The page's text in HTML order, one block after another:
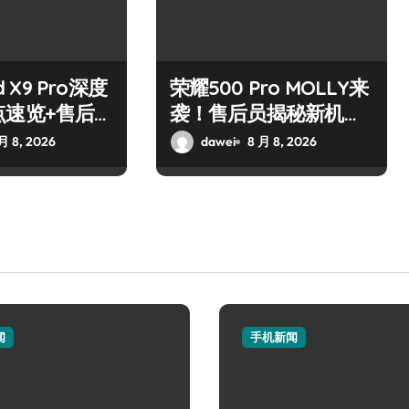
X9 Pro深度
览+售后
公开
8, 2026
荣耀500 Pro MOLLY来
袭！售后员揭秘新机资
讯与玩机秘籍
dawei 8 月 8, 2026
手机新闻